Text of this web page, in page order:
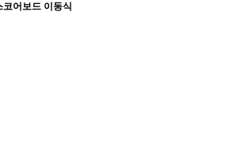
어보드 이동식